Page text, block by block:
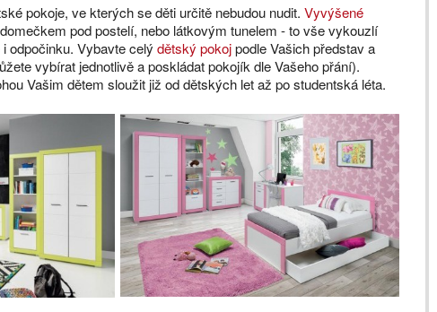
pokoje, ve kterých se děti určitě nebudou nudit. Vyvýšené
pod postelí, nebo látkovým tunelem - to vše vykouzlí
odpočinku. Vybavte celý dětský pokojpodle Vašich představ a
vybírat jednotlivě a poskládat pokojík dle Vašeho přání).
Vašim dětem sloužit již od dětských let až po studentská léta.